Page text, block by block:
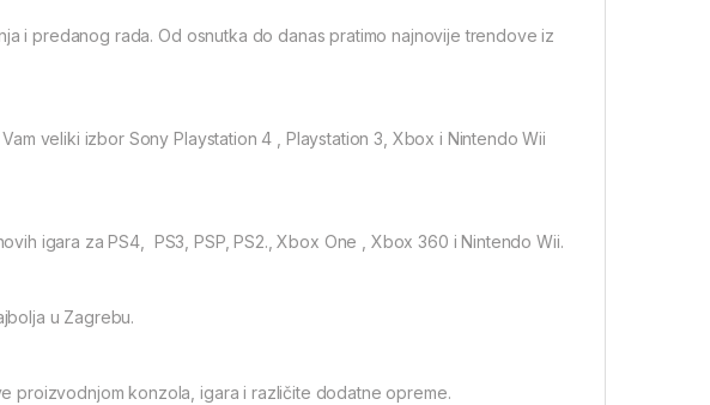
i predanog rada. Od osnutka do danas pratimo najnovije trendove iz
veliki izbor Sony Playstation 4 , Playstation 3, Xbox i Nintendo Wii
igara za PS4, PS3, PSP, PS2., Xbox One , Xbox 360 i Nintendo Wii.
u Zagrebu.
proizvodnjom konzola, igara i različite dodatne opreme.